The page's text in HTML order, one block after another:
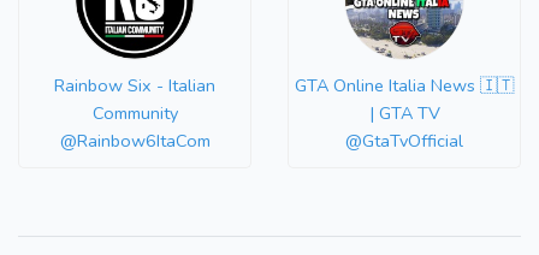
Rainbow Six - Italian
Community
@Rainbow6ItaCom
GTA Online Italia News 🇮🇹
| GTA TV
@GtaTvOfficial